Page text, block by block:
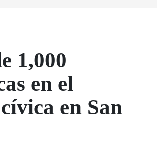
1,000
en el
en San